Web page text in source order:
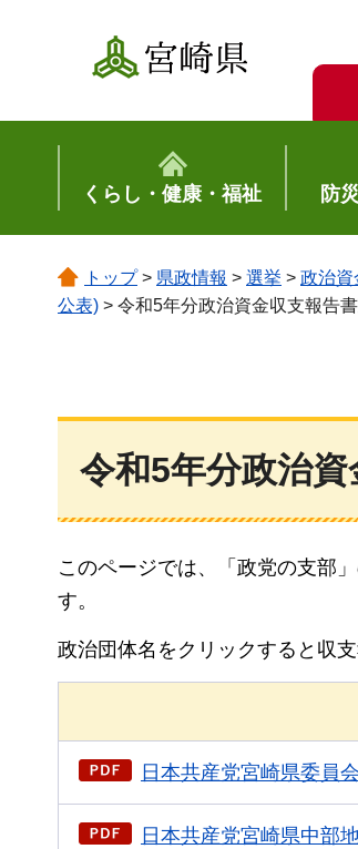
宮崎県
くらし・健康・福祉 防
トップ> 県政情報 > 選挙 > 政治資
公表) > 令和5年分政治資金収支報告
令和5年分政治
このページでは、「政党の支部
す。
政治団体名をクリックすると収
日本共産党宮崎県委員
日本共産党宮崎県中部